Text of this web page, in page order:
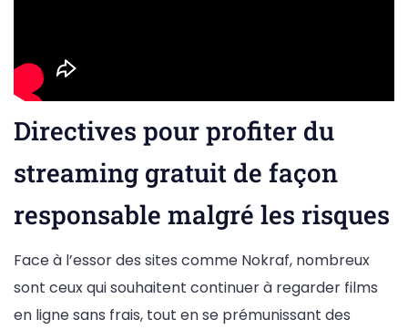
Directives pour profiter du
streaming gratuit de façon
responsable malgré les risques
Face à l’essor des sites comme Nokraf, nombreux
sont ceux qui souhaitent continuer à regarder films
en ligne sans frais, tout en se prémunissant des